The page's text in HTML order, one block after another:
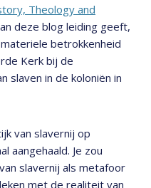
Theology and
deze blog leiding geeft,
betrokkenheid
Kerk bij de
slaven in de koloniën in
van slavernij op
aangehaald. Je zou
slavernij als metafoor
met de realiteit van